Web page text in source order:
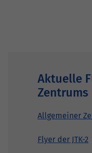
Aktuelle
Zentrums
Allgemeiner
Flyer der JTK-2